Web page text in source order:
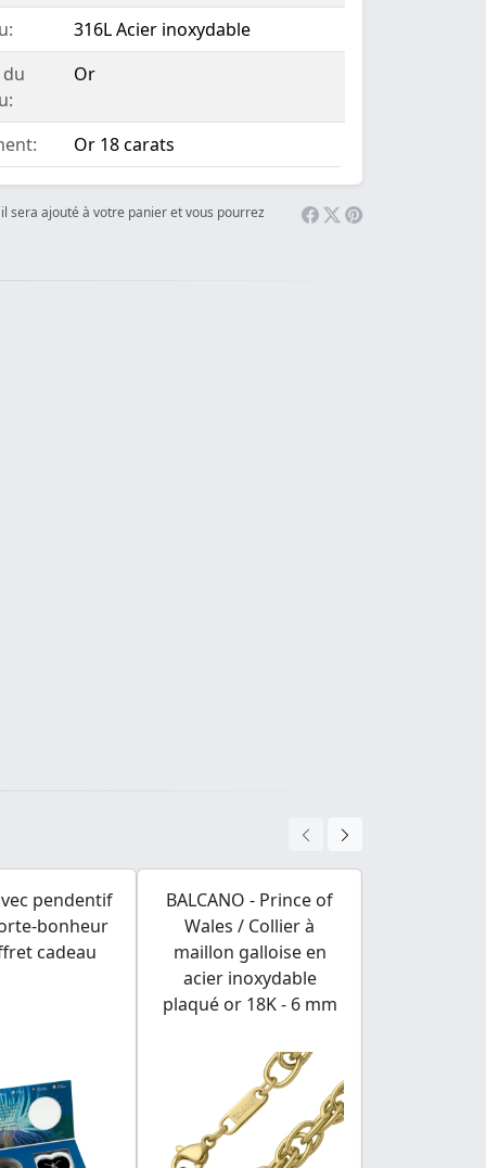
316L Acier inoxydable
Or
Or 18 carats
sera ajouté à votre panier et vous pourrez
pendentif
bonheur
cadeau
BALCANO - Prince of
Wales / Collier à
maillon galloise en
acier inoxydable
plaqué or 18K - 6 mm